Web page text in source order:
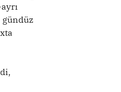
gündüz